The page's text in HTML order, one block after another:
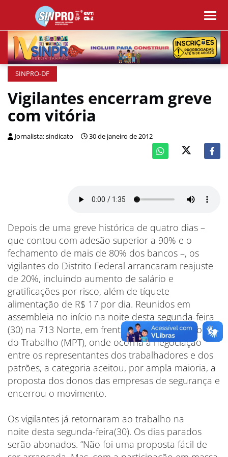
SINPRO-DF
Vigilantes encerram greve
com vitória
Jornalista: sindicato 30 de janeiro de 2012
Depois de uma greve histórica de quatro dias –
que contou com adesão superior a 90% e o
fechamento de mais de 80% dos bancos –, os
vigilantes do Distrito Federal arrancaram reajuste
de 20%, incluindo aumento de salário e
gratificações por risco, além de tíquete
alimentação de R$ 17 por dia. Reunidos em
assembleia no início na noite desta segunda-feira
(30) na 713 Norte, em frente ao Ministério Público
do Trabalho (MPT), onde ocorria a negociação
entre os representantes dos trabalhadores e dos
patrões, a categoria aceitou, por ampla maioria, a
proposta dos donos das empresas de segurança e
encerrou o movimento.
Os vigilantes já retornaram ao trabalho na
noite desta segunda-feira(30). Os dias parados
serão abonados. “Não foi uma proposta fácil de